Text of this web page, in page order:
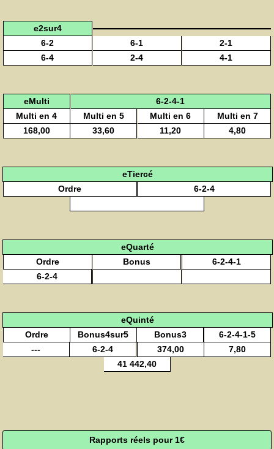
e2sur4
6-2
6-1
2-1
6-4
2-4 4-1
eMulti
6-2-4-1
Multi en 4
Multi en 5 Multi en 6
Multi en 7
168,00
33,60 11,20 4,80
eTiercé
Ordre
6-2-4
eQuarté
Ordre
Bonus
6-2-4-1
6-2-4
eQuinté
Ordre
Bonus4sur5 Bonus3
6-2-4-1-5
---
6-2-4 374,00
7,80
41 442,40
Rapports réels pour 1€